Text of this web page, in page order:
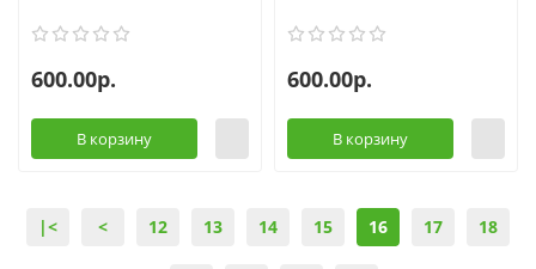
600.00р.
В корзину
600.00р.
В корзину
|< < 12 13 14 15 16 17 18